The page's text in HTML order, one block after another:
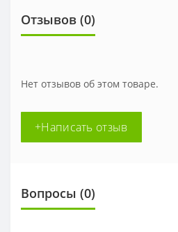
Отзывов (0)
Нет отзывов об этом товаре.
+Написать отзыв
Вопросы (0)